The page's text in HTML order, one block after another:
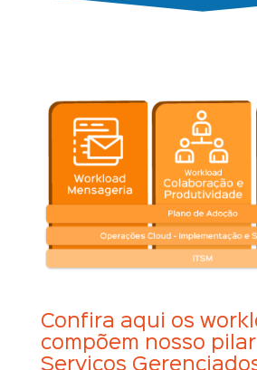
Confira aqui os
compõem nosso
Serviços